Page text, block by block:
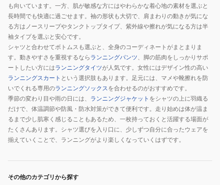
も向いています。一方、肌が敏感な方にはやわらかな着心地の素材を選ぶと
長時間でも快適に過ごせます。袖の形状も大切で、肩まわりの動きが気にな
る方はノースリーブやタンクトップタイプ、紫外線や擦れが気になる方は半
袖タイプを選ぶと安心です。
シャツと合わせてボトムスも選ぶと、全身のコーディネートがまとまりま
す。動きやすさを重視するなら ランニングパンツ、脚の筋肉をしっかりサポ
ートしたい方にはランニングタイツが人気です。女性にはデザイン性の高い
ランニングスカート という選択肢もあります。足元には、マメや靴擦れを防
いでくれる専用のランニングソックスを合わせるのがおすすめです。
季節の変わり目や雨の日には、 ランニングジャケット をシャツの上に羽織る
だけで、体温調節や防風・防水対策ができて便利です。走り始めは体が温ま
るまで少し肌寒く感じることもあるため、一枚持っておくと活躍する場面が
たくさんあります。シャツ選びを入り口に、少しずつ自分に合ったウェアを
揃えていくことで、ランニングがより楽しくなっていくはずです。
その他のカテゴリから探す